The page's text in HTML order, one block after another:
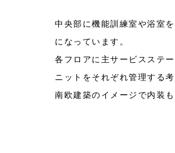
中央部に機能訓練室や浴室
になっています。
各フロアに主サービスステ
ニットをそれぞれ管理する考
南欧建築のイメージで内装